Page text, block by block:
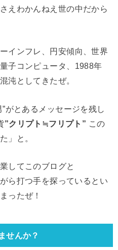
えわかんねえ世の中だから
インフレ、円安傾向、世界
子コンピュータ、1988年
沌としてきたぜ。
がとあるメッセージを残し
”クリプト≒フリプト” この
」と。
してこのブログと
ら打つ手を探っているとい
ったぜ！
せんか？